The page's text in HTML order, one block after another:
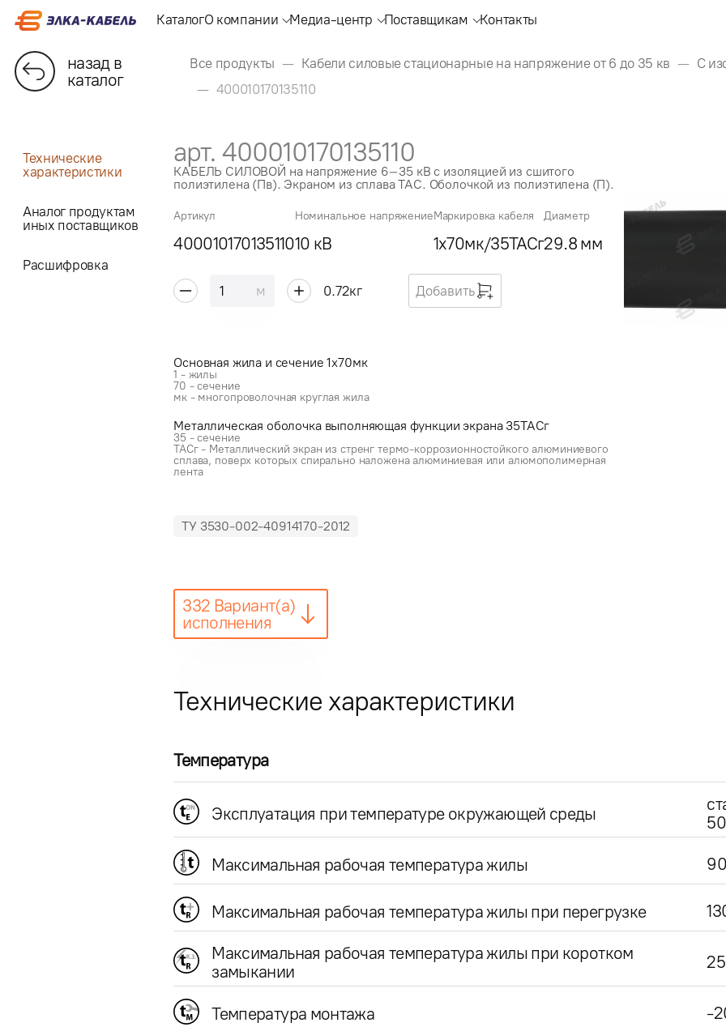
КаталогО компании Медиа-центр Поставщикам Контакты
назад в
каталог
Все продукты Кабели силовые стационарные на напряжение от 6 до 35 кв С
400010170135110
Технические
характеристики
Аналог продуктам
иных поставщиков
Расшифровка
арт. 400010170135110
КАБЕЛЬ СИЛОВОЙ на напряжение 6–35 кВ с изоляцией из сшитого
полиэтилена (Пв). Экраном из сплава ТАС. Оболочкой из полиэтилена (П).
Артикул
400010170135110
Номинальное напряжение
10 кВ
Маркировка кабеля
1x70мк/35ТАСг
Диаметр
29.8 мм
м 0.72кг Добавить
Основная жила и сечение 1x70мк
1 - жилы
70 - сечение
мк - многопроволочная круглая жила
Металлическая оболочка выполняющая функции экрана 35ТАСг
35 - сечение
ТАСг - Металлический экран из стренг термо-коррозионностойкого алюминиевого
сплава, поверх которых спирально наложена алюминиевая или алюмополимерная
лента
ТУ 3530-002-40914170-2012
332 Вариант(а)
исполнения
Технические характеристики
Температура
Эксплуатация при температуре окружающей среды
Максимальная рабочая температура жилы 90
Максимальная рабочая температура жилы при перегрузке
Максимальная рабочая температура жилы при коротком
замыкании
Температура монтажа -